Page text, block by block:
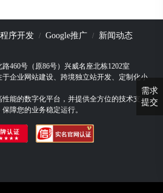
序开发 Google推广
新闻动态
460号（原86号）兴威名座北栋1202室
企业网站建设、跨境独立站开发、定制化小
能的数字化平台，并提供全方位的技术支
障您的业务稳定运行。
需求
提交